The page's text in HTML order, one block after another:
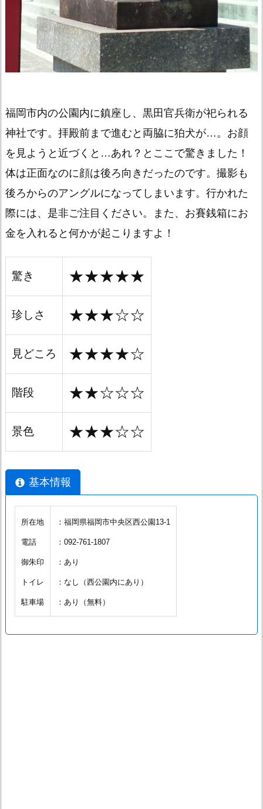
福岡市内の公園内に鎮座し、黒田官兵衛が祀られる
神社です。拝殿前まで進むと両脇に狛犬が…。お顔
を見ようと近づくと…あれ？とここで驚きました！
体は正面なのに顔は後ろ向きだったのです。撮影も
後ろからのアングルになってしまいます。行かれた
際には、是非ご注目ください。また、お賽銭箱にお
金を入れると何かが起こりますよ！
驚き ★★★★★
珍しさ ★★★☆☆
見どころ ★★★★☆
階段 ★★☆☆☆
景色 ★★★☆☆
基本情報
所在地
電話
御朱印
トイレ
駐車場
：福岡県福岡市中央区西公園13-1
：092-761-1807
：あり
：なし（西公園内にあり）
：あり（無料）